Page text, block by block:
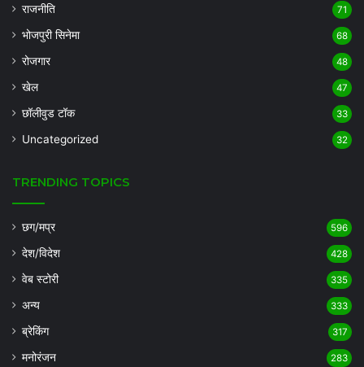
राजनीति 71
भोजपुरी सिनेमा 68
रोजगार 48
खेल 47
छॉलीवुड टॉक 33
Uncategorized 32
TRENDING TOPICS
छग/मप्र 596
देश/विदेश 428
वेब स्टोरी 335
अन्य 333
ब्रेकिंग 317
मनोरंजन 283